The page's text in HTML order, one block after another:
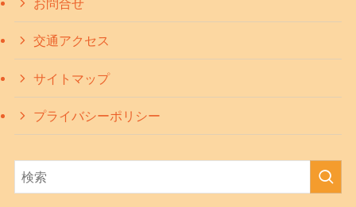
お問合せ
交通アクセス
サイトマップ
プライバシーポリシー